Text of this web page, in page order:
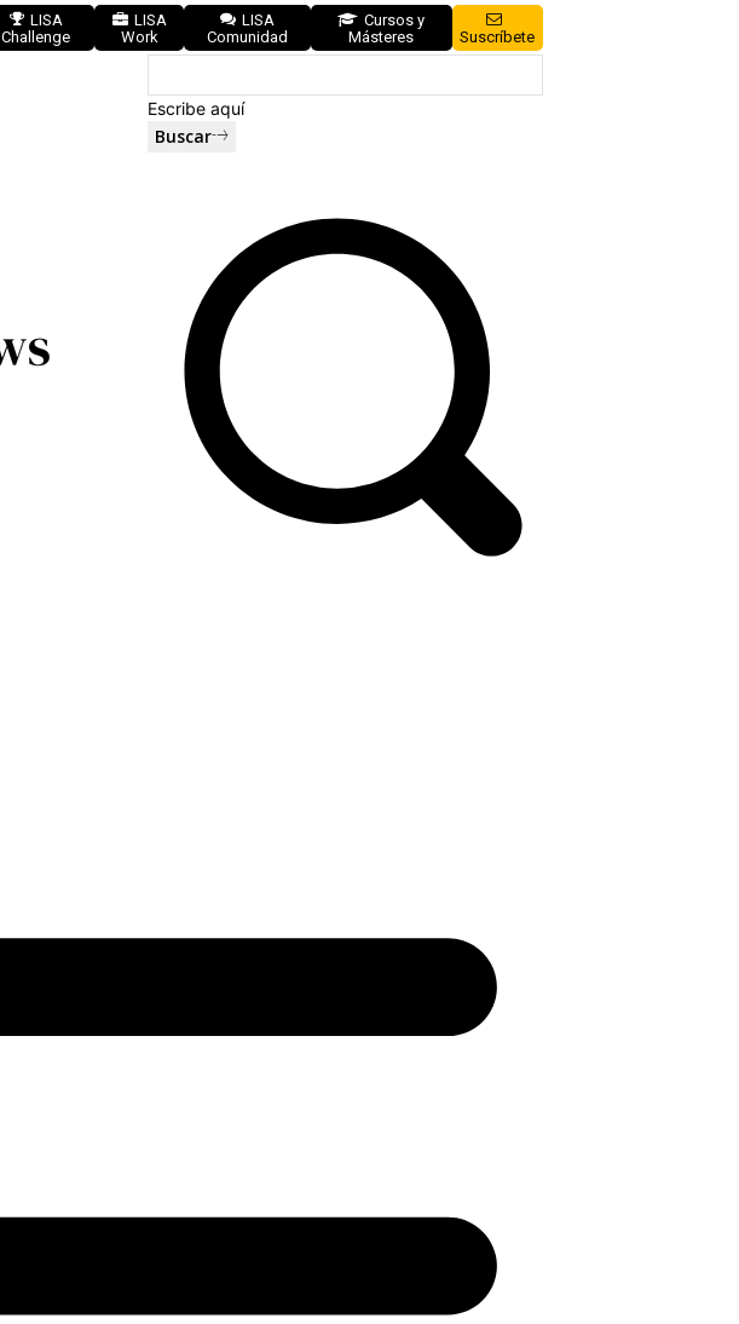
Suscríbete
Cursos y
Másteres
LISA
Comunidad
LISA
Work
LISA
Challenge
Escribe aquí
Buscar